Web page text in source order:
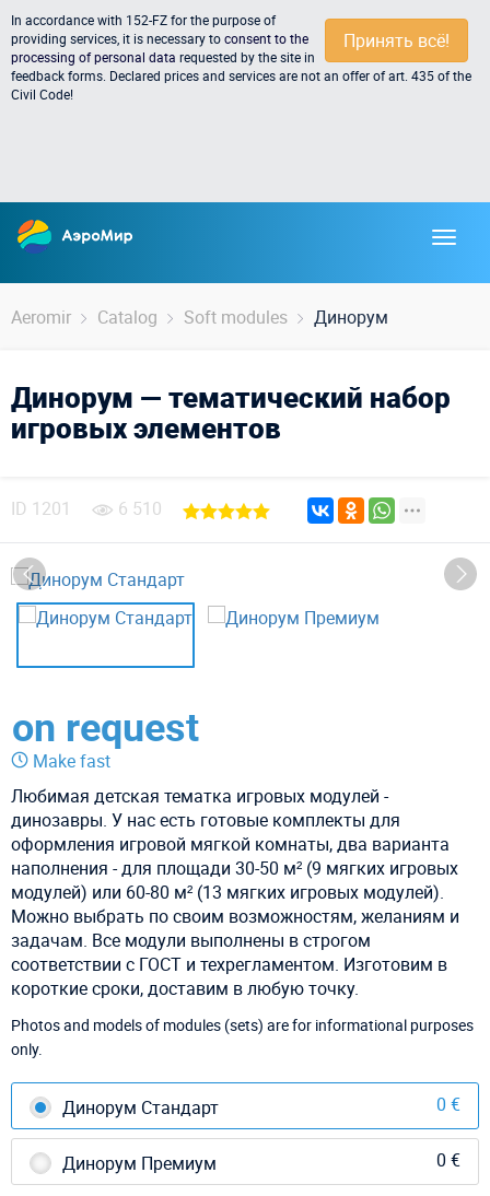
Принять всё!
In accordance with 152-FZ for the purpose of
providing services, it is necessary toconsent to the
processing of personal data requested by the site in
feedback forms. Declared prices and services are not an offer of art. 435 of the
Civil Code!
Aeromir Catalog Soft modules Динорум
Динорум — тематический набор
игровых элементов
ID 1201 6 510
on request
Make fast
Любимая детская тематка игровых модулей -
динозавры. У нас есть готовые комплекты для
оформления игровой мягкой комнаты, два варианта
наполнения - для площади 30-50 м² (9 мягких игровых
модулей) или 60-80 м² (13 мягких игровых модулей).
Можно выбрать по своим возможностям, желаниям и
задачам. Все модули выполнены в строгом
соответствии с ГОСТ и техрегламентом. Изготовим в
короткие сроки, доставим в любую точку.
Photos and models of modules (sets) are for informational purposes
only.
Динорум Стандарт 0 €
Динорум Премиум 0 €